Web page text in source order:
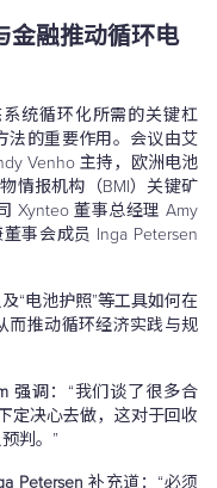
金融推动循环电
统循环化所需的关键杠
法的重要作用。会议由艾
Venho 主持，欧洲电池
情报机构（BMI）关键矿
Xynteo 董事总经理 Amy
事会成员 Inga Petersen
“电池护照”等工具如何在
而推动循环经济实践与规
强调：“我们谈了很多合
定决心去做，这对于回收
判。”